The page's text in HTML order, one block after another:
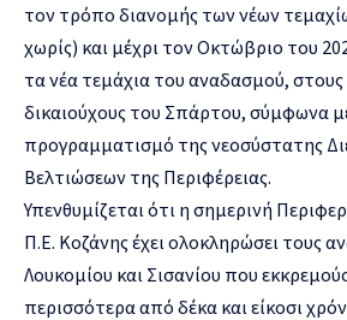
τον τρόπο διανομής των νέων
χωρίς) και μέχρι τον Οκτώβριο του
τα νέα τεμάχια του αναδασμού, στους
δικαιούχους του Σπάρτου, σύμφωνα
προγραμματισμό της νεοσύστατης
Βελτιώσεων της Περιφέρειας.
Υπενθυμίζεται ότι η σημερινή
Π.Ε. Κοζάνης έχει ολοκληρώσει τους
Λουκομίου και Σισανίου που
περισσότερα από δέκα και είκοσι